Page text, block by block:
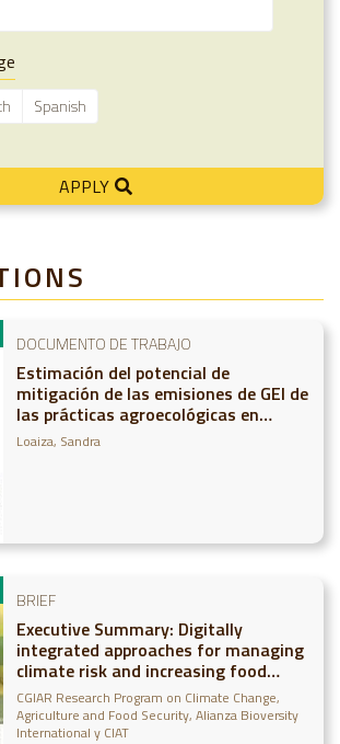
Spanish
APPLY
DOCUMENTO DE TRABAJO
Estimación del potencial de
mitigación de las emisiones de GEI de
las prácticas agroecológicas en
Colombia, Ecuador y Perú
Loaiza, Sandra
BRIEF
Executive Summary: Digitally
integrated approaches for managing
climate risk and increasing food
security
CGIAR Research Program on Climate Change,
Agriculture and Food Security Alianza Bioversity
International y CIAT